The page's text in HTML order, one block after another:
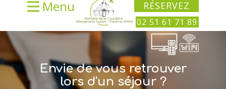
02 51 61 71 89
Menu RÉSERVEZ
Envie de vous retrouver
lors d'un séjour ?